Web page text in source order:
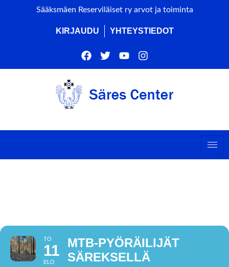
Sääksmäen Reserviläiset ry arvot ja toiminta
KIRJAUDU YHTEYSTIEDOT
TO
11
ELO
MTB-PYÖRÄILIJÄT
SÄREKSELLÄ